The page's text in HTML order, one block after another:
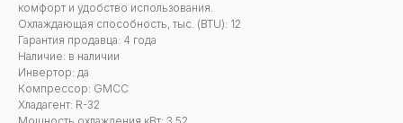
комфорт и удобство использования.
Охлаждающая способность, тыс. (BTU): 12
Гарантия продавца: 4 года
Наличие: в наличии
Инвертор: да
Компрессор: GMCC
Хладагент: R-32